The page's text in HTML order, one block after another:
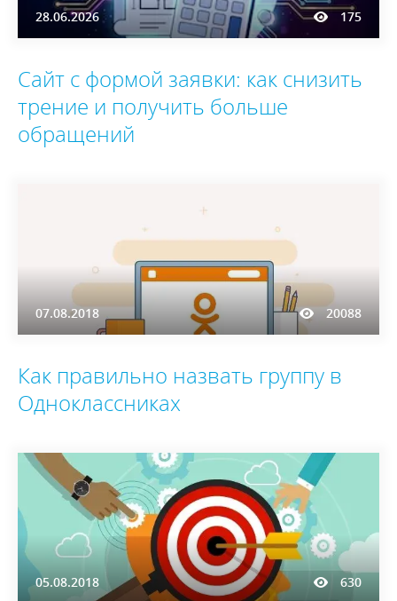
28.06.2026 175
Сайт с формой заявки: как снизить
трение и получить больше
обращений
07.08.2018 20088
Как правильно назвать группу в
Одноклассниках
05.08.2018 630